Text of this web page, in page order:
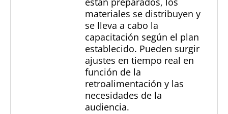
materiales se distribuyen y
se lleva a cabo la
capacitación según el plan
establecido. Pueden surgir
ajustes en tiempo real en
función de la
retroalimentación y las
necesidades de la
audiencia.